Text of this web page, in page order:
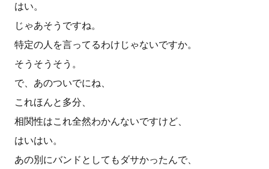
はい。
じゃあそうですね。
特定の人を言ってるわけじゃないですか。
そうそうそう。
で、あのついでにね、
これほんと多分、
相関性はこれ全然わかんないですけど、
はいはい。
あの別にバンドとしてもダサかったんで、